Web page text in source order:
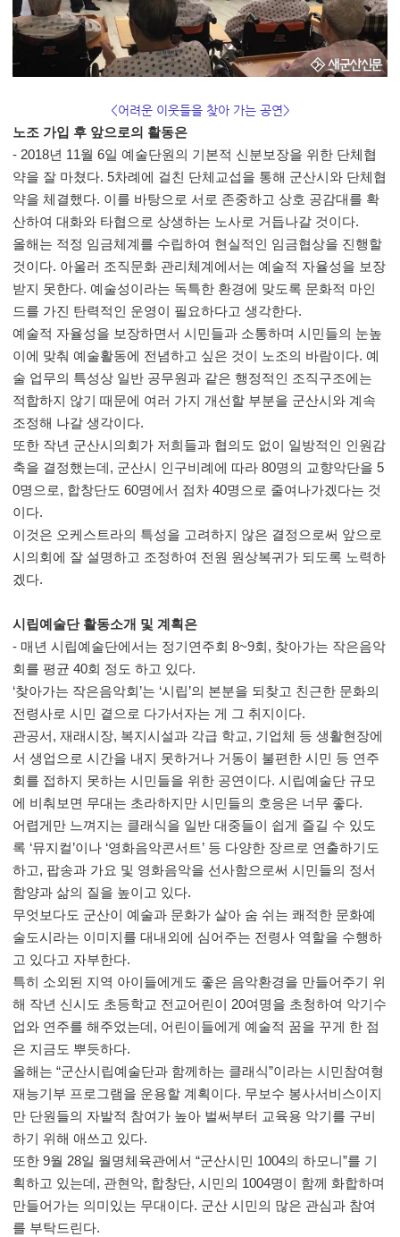
<어려운 이웃들을 찾아 가는 공연>
노조 가입 후 앞으로의 활동은
- 2018년 11월 6일 예술단원의 기본적 신분보장을 위한 단체협
약을 잘 마쳤다. 5차례에 걸친 단체교섭을 통해 군산시와 단체협
약을 체결했다. 이를 바탕으로 서로 존중하고 상호 공감대를 확
산하여 대화와 타협으로 상생하는 노사로 거듭나갈 것이다.
올해는 적정 임금체계를 수립하여 현실적인 임금협상을 진행할
것이다. 아울러 조직문화 관리체계에서는 예술적 자율성을 보장
받지 못한다. 예술성이라는 독특한 환경에 맞도록 문화적 마인
드를 가진 탄력적인 운영이 필요하다고 생각한다.
예술적 자율성을 보장하면서 시민들과 소통하며 시민들의 눈높
이에 맞춰 예술활동에 전념하고 싶은 것이 노조의 바람이다. 예
술 업무의 특성상 일반 공무원과 같은 행정적인 조직구조에는
적합하지 않기 때문에 여러 가지 개선할 부분을 군산시와 계속
조정해 나갈 생각이다.
또한 작년 군산시의회가 저희들과 협의도 없이 일방적인 인원감
축을 결정했는데, 군산시 인구비례에 따라 80명의 교향악단을 5
0명으로, 합창단도 60명에서 점차 40명으로 줄여나가겠다는 것
이다.
이것은 오케스트라의 특성을 고려하지 않은 결정으로써 앞으로
시의회에 잘 설명하고 조정하여 전원 원상복귀가 되도록 노력하
겠다.
시립예술단 활동소개 및 계획은
- 매년 시립예술단에서는 정기연주회 8~9회, 찾아가는 작은음악
회를 평균 40회 정도 하고 있다.
‘찾아가는 작은음악회’는 ‘시립’의 본분을 되찾고 친근한 문화의
전령사로 시민 곁으로 다가서자는 게 그 취지이다.
관공서, 재래시장, 복지시설과 각급 학교, 기업체 등 생활현장에
서 생업으로 시간을 내지 못하거나 거동이 불편한 시민 등 연주
회를 접하지 못하는 시민들을 위한 공연이다. 시립예술단 규모
에 비춰보면 무대는 초라하지만 시민들의 호응은 너무 좋다.
어렵게만 느껴지는 클래식을 일반 대중들이 쉽게 즐길 수 있도
록 ‘뮤지컬’이나 ‘영화음악콘서트’ 등 다양한 장르로 연출하기도
하고, 팝송과 가요 및 영화음악을 선사함으로써 시민들의 정서
함양과 삶의 질을 높이고 있다.
무엇보다도 군산이 예술과 문화가 살아 숨 쉬는 쾌적한 문화예
술도시라는 이미지를 대내외에 심어주는 전령사 역할을 수행하
고 있다고 자부한다.
특히 소외된 지역 아이들에게도 좋은 음악환경을 만들어주기 위
해 작년 신시도 초등학교 전교어린이 20여명을 초청하여 악기수
업와 연주를 해주었는데, 어린이들에게 예술적 꿈을 꾸게 한 점
은 지금도 뿌듯하다.
올해는 “군산시립예술단과 함께하는 클래식”이라는 시민참여형
재능기부 프로그램을 운용할 계획이다. 무보수 봉사서비스이지
만 단원들의 자발적 참여가 높아 벌써부터 교육용 악기를 구비
하기 위해 애쓰고 있다.
또한 9월 28일 월명체육관에서 “군산시민 1004의 하모니”를 기
획하고 있는데, 관현악, 합창단, 시민의 1004명이 함께 화합하며
만들어가는 의미있는 무대이다. 군산 시민의 많은 관심과 참여
를 부탁드린다.